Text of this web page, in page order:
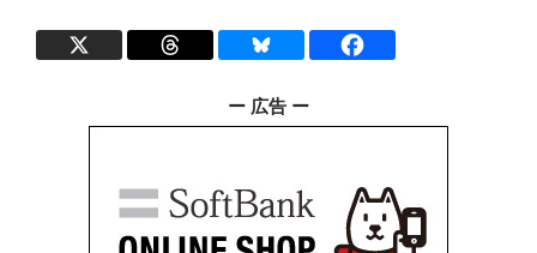
ー 広告 ー